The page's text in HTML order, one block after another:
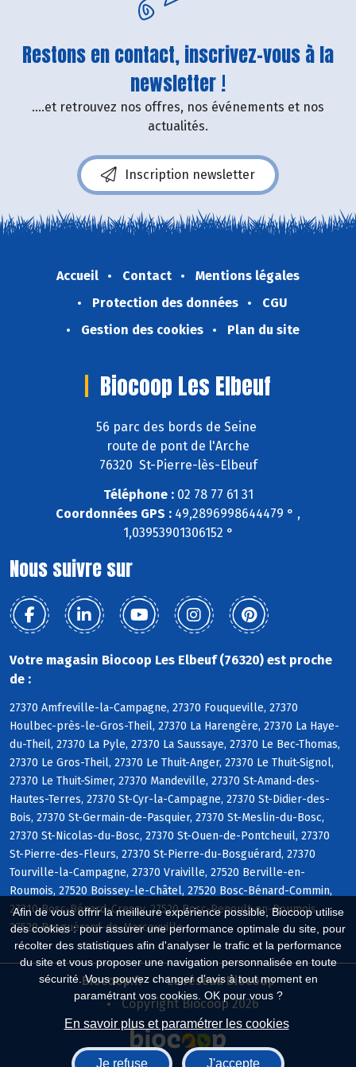
Afin de vous offrir la meilleure expérience possible, Biocoop utilise
des cookies : pour assurer une performance optimale du site, pour
récolter des statistiques afin d'analyser le trafic et la performance
du site et vous proposer une navigation personnalisée en toute
sécurité. Vous pouvez changer d'avis à tout moment en
paramétrant vos cookies. OK pour vous ?
En savoir plus et paramétrer les cookies
Je refuse J'accepte
Restons en contact, inscrivez-vous à la
newsletter !
....et retrouvez nos offres, nos événements et nos
actualités.
Inscription newsletter
Accueil Contact
Mentions légales
Protection des données
CGU
Gestion des cookies
Plan du site
Biocoop Les Elbeuf
56 parc des bords de Seine
route de pont de l'Arche
76320 St-Pierre-lès-Elbeuf
Téléphone :02 78 77 61 31
Coordonnées GPS : 49,2896998644479 ° ,
1,03953901306152 °
Nous suivre sur
Votre magasin Biocoop Les Elbeuf (76320) est proche
de :
27370 Amfreville-la-Campagne, 27370 Fouqueville, 27370
Houlbec-près-le-Gros-Theil, 27370 La Harengère, 27370 La Haye-
du-Theil, 27370 La Pyle, 27370 La Saussaye, 27370 Le Bec-Thomas,
27370 Le Gros-Theil, 27370 Le Thuit-Anger, 27370 Le Thuit-Signol,
27370 Le Thuit-Simer, 27370 Mandeville, 27370 St-Amand-des-
Hautes-Terres, 27370 St-Cyr-la-Campagne, 27370 St-Didier-des-
Bois, 27370 St-Germain-de-Pasquier, 27370 St-Meslin-du-Bosc,
27370 St-Nicolas-du-Bosc, 27370 St-Ouen-de-Pontcheuil, 27370
St-Pierre-des-Fleurs, 27370 St-Pierre-du-Bosguérard, 27370
Tourville-la-Campagne, 27370 Vraiville, 27520 Berville-en-
Roumois, 27520 Boissey-le-Châtel, 27520 Bosc-Bénard-Commin,
27310 Bosc-Bénard-Crescy, 27520 Bosc-Renoult-en-Roumois,
27520 Bosguérard-de-Marcouville
Biocoop.fr
Le réseau Biocoop
Copyright Biocoop 2026